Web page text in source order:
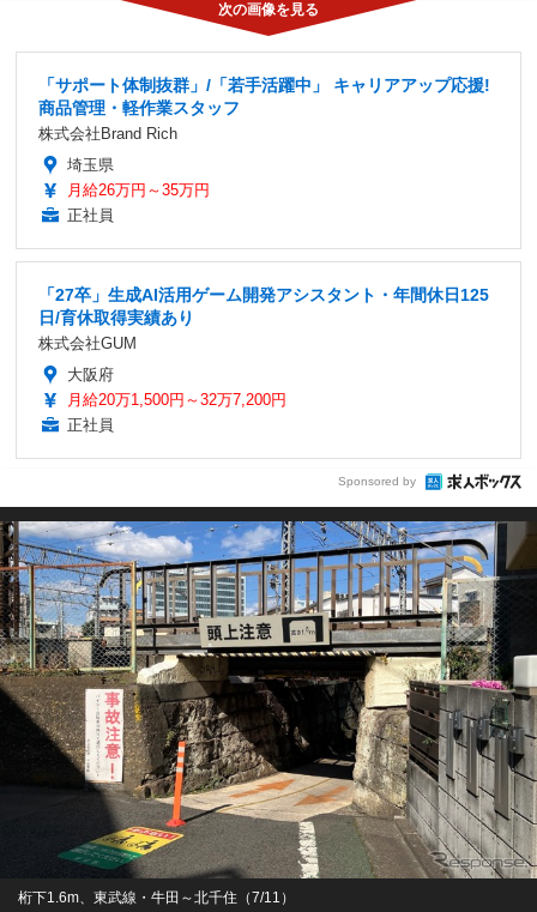
「サポート体制抜群」/「若手活躍中」 キャリアアップ応援!
商品管理・軽作業スタッフ
株式会社Brand Rich
埼玉県
月給26万円～35万円
正社員
「27卒」生成AI活用ゲーム開発アシスタント・年間休日125
日/育休取得実績あり
株式会社GUM
大阪府
月給20万1,500円～32万7,200円
正社員
Sponsored by
桁下1.6m、東武線・牛田～北千住（7/11）